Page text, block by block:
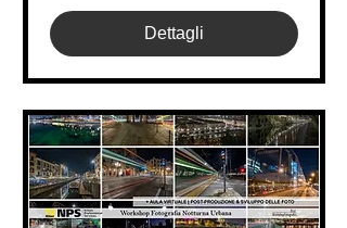
Dettagli